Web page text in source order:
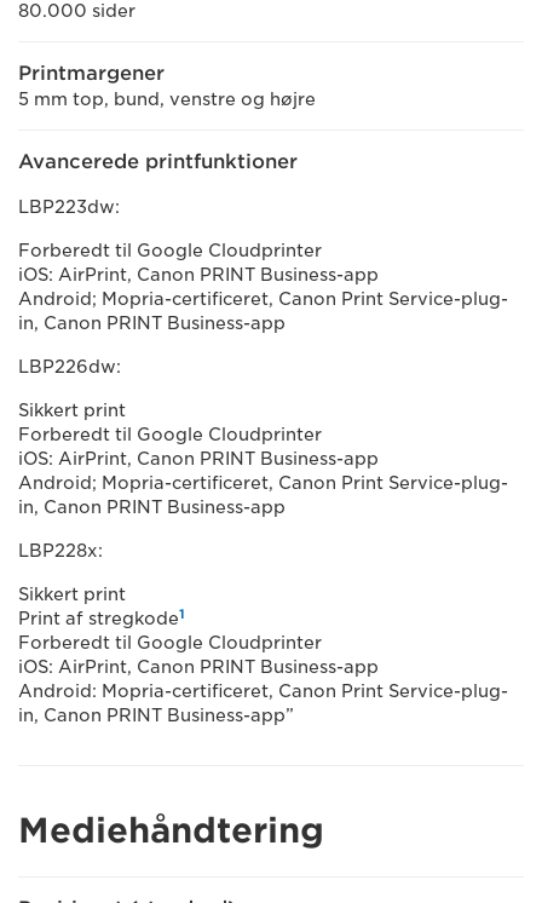
80.000 sider
Printmargener
5 mm top, bund, venstre og højre
Avancerede printfunktioner
LBP223dw:
Forberedt til Google Cloudprinter
iOS: AirPrint, Canon PRINT Business-app
Android; Mopria-certificeret, Canon Print Service-plug-
in, Canon PRINT Business-app
LBP226dw:
Sikkert print
Forberedt til Google Cloudprinter
iOS: AirPrint, Canon PRINT Business-app
Android; Mopria-certificeret, Canon Print Service-plug-
in, Canon PRINT Business-app
LBP228x:
Sikkert print
Print af stregkode1
Forberedt til Google Cloudprinter
iOS: AirPrint, Canon PRINT Business-app
Android: Mopria-certificeret, Canon Print Service-plug-
in, Canon PRINT Business-app”
Mediehåndtering